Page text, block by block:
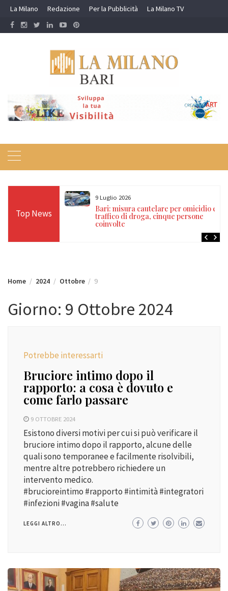
Skip
content
La Milano Redazione Per la Pubblicità La Milano TV
Top News
campi rom e
17 denunce e
9 Luglio 2026
Bari: misura cautelare per omicidio e
traffico di droga, cinque persone
coinvolte
Home 2024 Ottobre 9
Giorno: 9 Ottobre 2024
Potrebbe interessarti
Bruciore intimo dopo il
rapporto: a cosa è dovuto e
come farlo passare
9 OTTOBRE 2024
Esistono diversi motivi per cui si può verificare il
bruciore intimo dopo il rapporto, alcune delle
quali sono temporanee e facilmente risolvibili,
mentre altre potrebbero richiedere un
intervento medico.
#brucioreintimo #rapporto #intimità #integratori
#infezioni #vagina #salute
LEGGI ALTRO...